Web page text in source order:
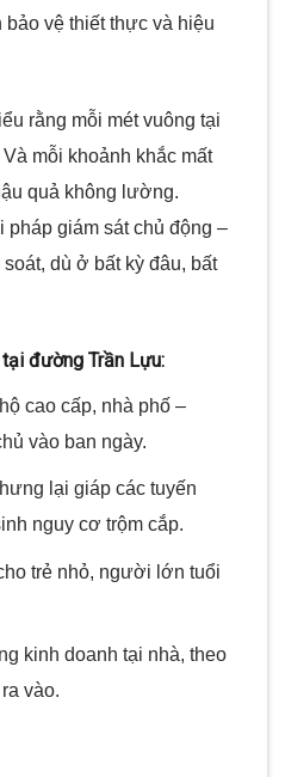
bảo vệ thiết thực và hiệu
rằng mỗi mét vuông tại
mỗi khoảnh khắc mất
quả không lường.
pháp giám sát chủ động –
dù ở bất kỳ đâu, bất
đường Trần Lựu:
cao cấp, nhà phố –
vào ban ngày.
lại giáp các tuyến
nguy cơ trộm cắp.
trẻ nhỏ, người lớn tuổi
kinh doanh tại nhà, theo
vào.